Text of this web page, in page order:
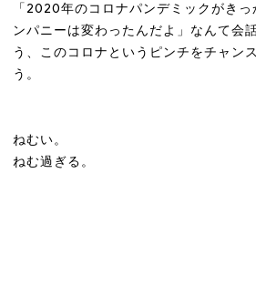
「2020年のコロナパンデミックがき
ンパニーは変わったんだよ」なんて会
う、このコロナというピンチをチャン
う。
ねむい。
ねむ過ぎる。